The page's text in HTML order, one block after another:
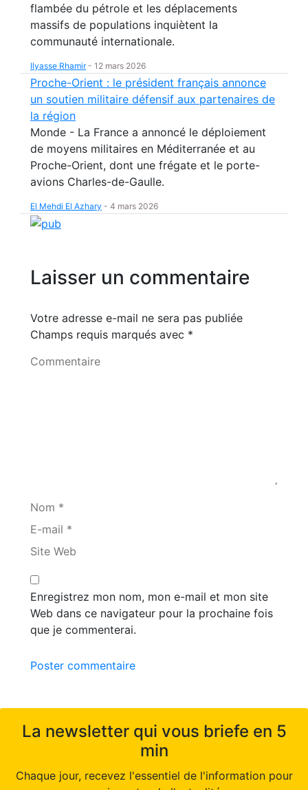
flambée du pétrole et les déplacements
massifs de populations inquiètent la
communauté internationale.
Ilyasse Rhamir- 12 mars 2026
Proche-Orient : le président français annonce
un soutien militaire défensif aux partenaires de
la région
Monde - La France a annoncé le déploiement
de moyens militaires en Méditerranée et au
Proche-Orient, dont une frégate et le porte-
avions Charles-de-Gaulle.
El Mehdi El Azhary - 4 mars 2026
Laisser un commentaire
Votre adresse e-mail ne sera pas publiée
Champs requis marqués avec *
Commentaire
Nom *
E-mail *
Site Web
Enregistrez mon nom, mon e-mail et mon site
Web dans ce navigateur pour la prochaine fois
que je commenterai.
Poster commentaire
La newsletter qui vous briefe en 5
min
Chaque jour, recevez l'essentiel de l'information pour